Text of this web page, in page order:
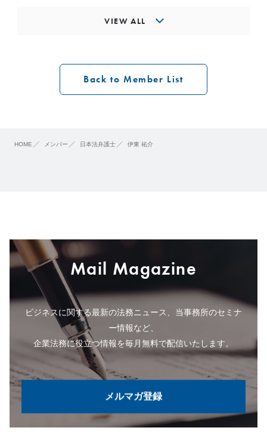
VIEW ALL
Back to Member List
HOME メンバー 日本法弁護士 伊東 祐介
Mail Magazine
ビジネスに関する最新の法務ニュース、当事務所のセミナ
ー情報など、
企業法務に役立つ情報を毎月無料で配信いたします。
メルマガ登録